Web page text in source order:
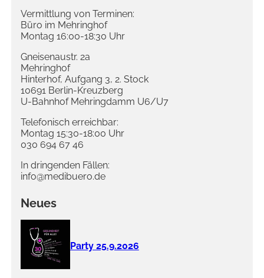
Vermittlung von Terminen:
Büro im Mehringhof
Montag 16:00-18:30 Uhr
Gneisenaustr. 2a
Mehringhof
Hinterhof, Aufgang 3, 2. Stock
10691 Berlin-Kreuzberg
U-Bahnhof Mehringdamm U6/U7
Telefonisch erreichbar:
Montag 15:30-18:00 Uhr
030 694 67 46
In dringenden Fällen:
info@medibuero.de
Neues
Party 25.9.2026